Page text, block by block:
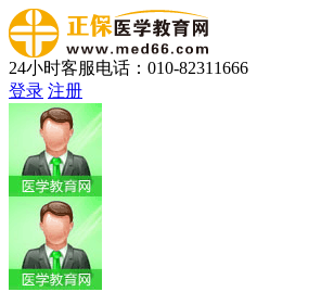
24小时客服电话：010-82311666
登录 注册